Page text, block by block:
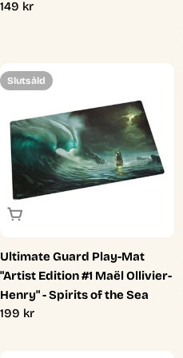
Ordinarie
149 kr
Slutsåld
Slutsåld
Ultimate Guard Play-Mat
"Artist Edition #1 Maël Ollivier-
Henry" - Spirits of the Sea
Ordinarie
199 kr